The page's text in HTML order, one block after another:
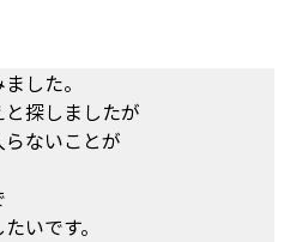
した。
探しましたが
ないことが
いです。